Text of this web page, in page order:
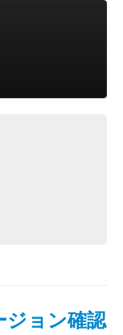
ョン確認